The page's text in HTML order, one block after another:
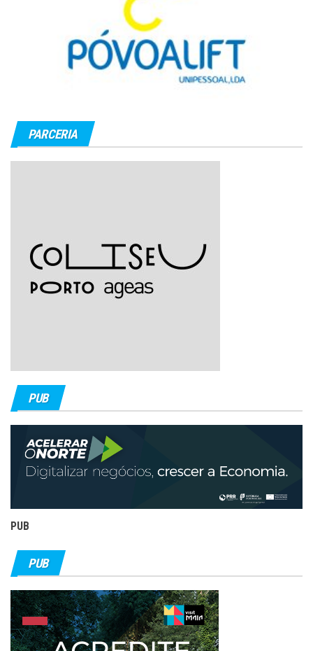
PARCERIA
PUB
PUB
PUB